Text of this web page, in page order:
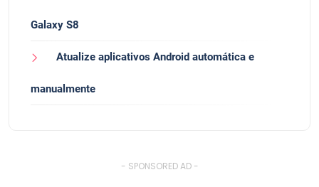
Galaxy S8
Atualize aplicativos Android automática e
manualmente
- SPONSORED AD -